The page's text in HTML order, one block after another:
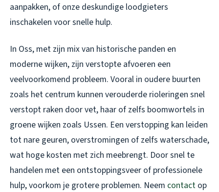
aanpakken, of onze deskundige loodgieters
inschakelen voor snelle hulp.
In Oss, met zijn mix van historische panden en
moderne wijken, zijn verstopte afvoeren een
veelvoorkomend probleem. Vooral in oudere buurten
zoals het centrum kunnen verouderde rioleringen snel
verstopt raken door vet, haar of zelfs boomwortels in
groene wijken zoals Ussen. Een verstopping kan leiden
tot nare geuren, overstromingen of zelfs waterschade,
wat hoge kosten met zich meebrengt. Door snel te
handelen met een ontstoppingsveer of professionele
hulp, voorkom je grotere problemen. Neem contact op